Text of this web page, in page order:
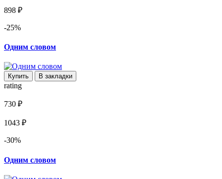
898 ₽
-25%
Одним словом
Купить В закладки
rating
730 ₽
1043 ₽
-30%
Одним словом